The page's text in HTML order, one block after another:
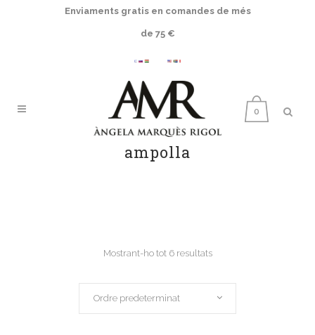
Enviaments gratis en comandes de més
de 75 €
0
ampolla
Mostrant-ho tot 6 resultats
Ordre predeterminat